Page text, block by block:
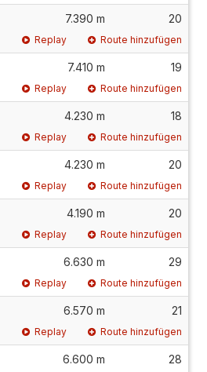
7.390 m 20
Replay Route hinzufügen
7.410 m 19
Replay Route hinzufügen
4.230 m 18
Replay Route hinzufügen
4.230 m 20
Replay Route hinzufügen
4.190 m 20
Replay Route hinzufügen
6.630 m 29
Replay Route hinzufügen
6.570 m 21
Replay Route hinzufügen
6.600 m 28